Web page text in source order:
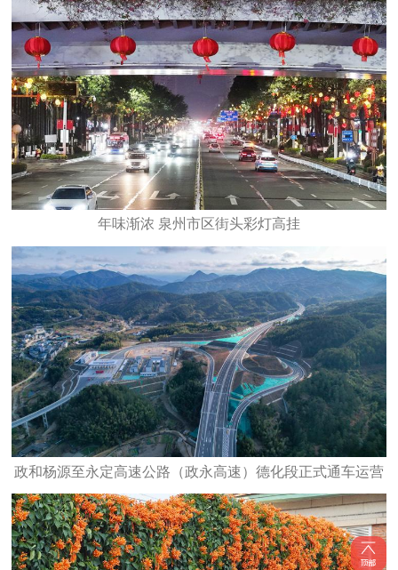
年味渐浓 泉州市区街头彩灯高挂
政和杨源至永定高速公路（政永高速）德化段正式通车运营